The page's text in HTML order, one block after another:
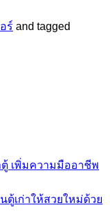
ร์ and tagged
เพิ่มความมืออาชีพ
ตู้เก่าให้สวยใหม่ด้วย